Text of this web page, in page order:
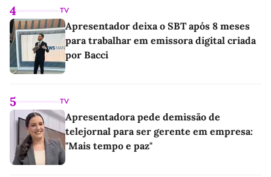
4 TV
Apresentador deixa o SBT após 8 meses
para trabalhar em emissora digital criada
por Bacci
5 TV
Apresentadora pede demissão de
telejornal para ser gerente em empresa:
"Mais tempo e paz"